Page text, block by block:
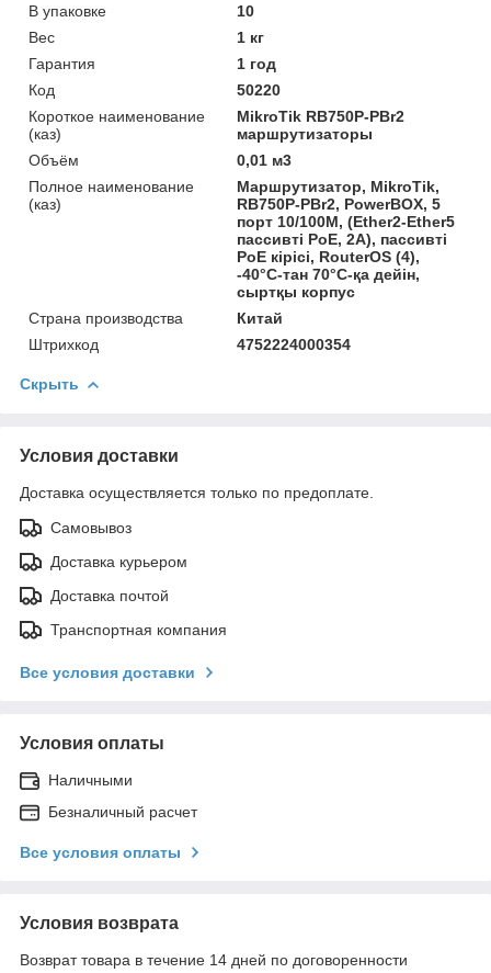
В упаковке
10
Вес
1 кг
Гарантия
1 год
Код
50220
Короткое наименование
(каз)
MikroTik RB750P-PBr2
маршрутизаторы
Объём
0,01 м3
Полное наименование
(каз)
Маршрутизатор, MikroTik,
RB750P-PBr2, PowerBOX, 5
порт 10/100M, (Ether2-Ether5
пассивті PoE, 2A), пассивті
PoE кірісі, RouterOS (4),
-40°C-тан 70°C-қа дейін,
сыртқы корпус
Страна производства
Китай
Штрихкод
4752224000354
Скрыть
Условия доставки
Доставка осуществляется только по предоплате.
Самовывоз
Доставка курьером
Доставка почтой
Транспортная компания
Все условия доставки
Условия оплаты
Наличными
Безналичный расчет
Все условия оплаты
Условия возврата
Возврат товара в течение 14 дней по договоренности